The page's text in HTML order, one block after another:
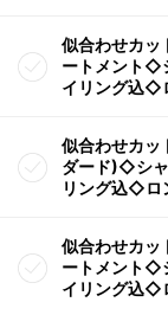
似合わせカッ
ートメント◇
イリング込◇
似合わせカ
ダード)◇シ
リング込◇ロ
似合わせカッ
ートメント◇
イリング込◇